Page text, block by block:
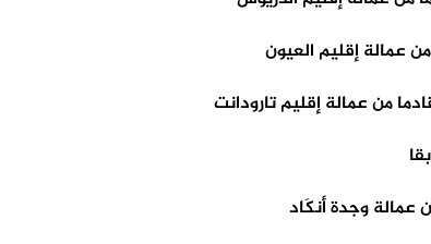
عمالة إقليم العيون
من عمالة إقليم تارودانت
وجدة أنكَاد